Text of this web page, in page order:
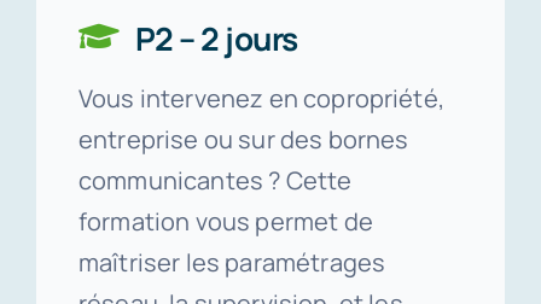
P2 – 2 jours
Vous intervenez en copropriété,
entreprise ou sur des bornes
communicantes ? Cette
formation vous permet de
maîtriser les paramétrages